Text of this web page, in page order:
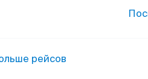
рейсов